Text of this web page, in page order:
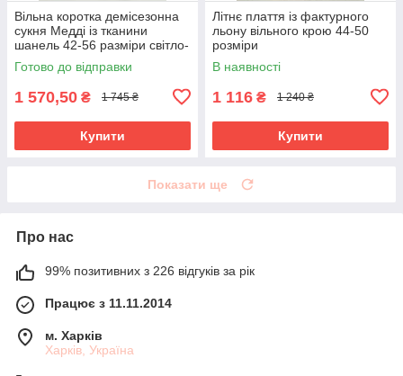
Вільна коротка демісезонна
сукня Медді із тканини
шанель 42-56 разміри світло-
сіра
Готово до відправки
1 570,50 ₴ 1 745 ₴
Купити
Літнє плаття із фактурного
льону вільного крою 44-50
розміри
В наявності
1 116 ₴ 1 240 ₴
Купити
Показати ще
Про нас
99% позитивних з 226 відгуків за рік
Працює з 11.11.2014
м. Харків
Харків, Україна